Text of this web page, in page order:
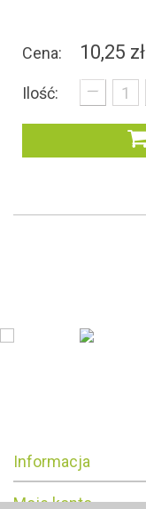
Cena: 10,25 zł
Ilość:
_
Informacja
Moje konto